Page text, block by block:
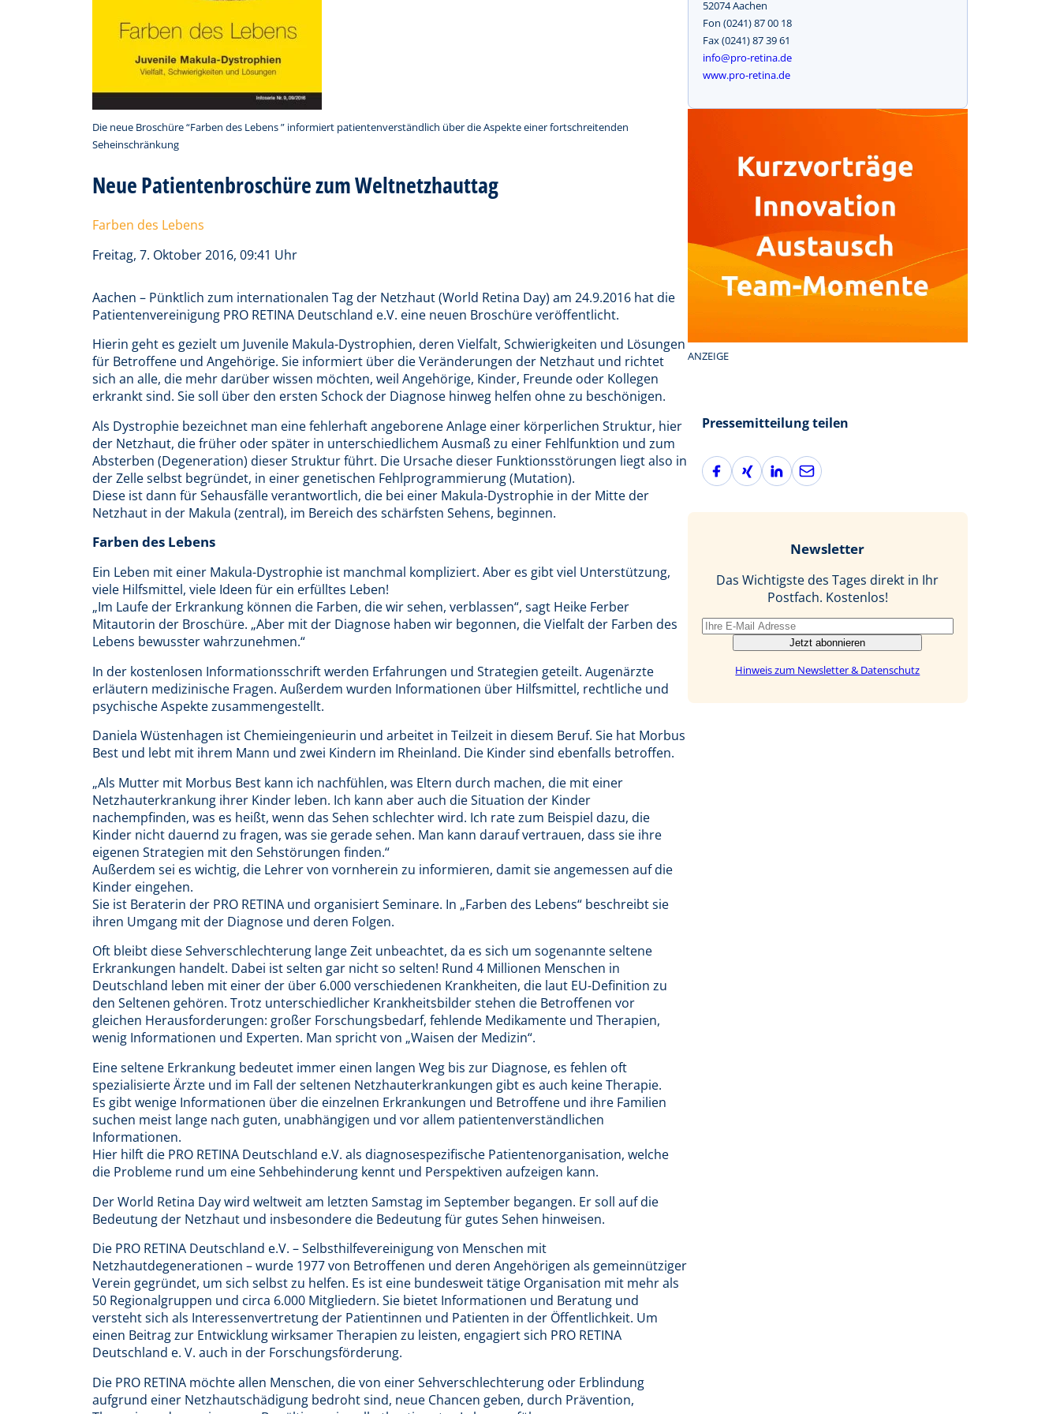
Die neue Broschüre “Farben des Lebens ” informiert patientenverständlich über die Aspekte einer fortschreitenden
Seheinschränkung
Neue Patientenbroschüre zum Weltnetzhauttag
Farben des Lebens
Freitag, 7. Oktober 2016, 09:41 Uhr
Aachen – Pünktlich zum internationalen Tag der Netzhaut (World Retina Day) am 24.9.2016 hat die
Patientenvereinigung PRO RETINA Deutschland e.V. eine neuen Broschüre veröffentlicht.
Hierin geht es gezielt um Juvenile Makula-Dystrophien, deren Vielfalt, Schwierigkeiten und Lösungen
für Betroffene und Angehörige. Sie informiert über die Veränderungen der Netzhaut und richtet
sich an alle, die mehr darüber wissen möchten, weil Angehörige, Kinder, Freunde oder Kollegen
erkrankt sind. Sie soll über den ersten Schock der Diagnose hinweg helfen ohne zu beschönigen.
Als Dystrophie bezeichnet man eine fehlerhaft angeborene Anlage einer körperlichen Struktur, hier
der Netzhaut, die früher oder später in unterschiedlichem Ausmaß zu einer Fehlfunktion und zum
Absterben (Degeneration) dieser Struktur führt. Die Ursache dieser Funktionsstörungen liegt also in
der Zelle selbst begründet, in einer genetischen Fehlprogrammierung (Mutation).
Diese ist dann für Sehausfälle verantwortlich, die bei einer Makula-Dystrophie in der Mitte der
Netzhaut in der Makula (zentral), im Bereich des schärfsten Sehens, beginnen.
Farben des Lebens
Ein Leben mit einer Makula-Dystrophie ist manchmal kompliziert. Aber es gibt viel Unterstützung,
viele Hilfsmittel, viele Ideen für ein erfülltes Leben!
„Im Laufe der Erkrankung können die Farben, die wir sehen, verblassen“, sagt Heike Ferber
Mitautorin der Broschüre. „Aber mit der Diagnose haben wir begonnen, die Vielfalt der Farben des
Lebens bewusster wahrzunehmen.“
In der kostenlosen Informationsschrift werden Erfahrungen und Strategien geteilt. Augenärzte
erläutern medizinische Fragen. Außerdem wurden Informationen über Hilfsmittel, rechtliche und
psychische Aspekte zusammengestellt.
Daniela Wüstenhagen ist Chemieingenieurin und arbeitet in Teilzeit in diesem Beruf. Sie hat Morbus
Best und lebt mit ihrem Mann und zwei Kindern im Rheinland. Die Kinder sind ebenfalls betroffen.
„Als Mutter mit Morbus Best kann ich nachfühlen, was Eltern durch machen, die mit einer
Netzhauterkrankung ihrer Kinder leben. Ich kann aber auch die Situation der Kinder
nachempfinden, was es heißt, wenn das Sehen schlechter wird. Ich rate zum Beispiel dazu, die
Kinder nicht dauernd zu fragen, was sie gerade sehen. Man kann darauf vertrauen, dass sie ihre
eigenen Strategien mit den Sehstörungen finden.“
Außerdem sei es wichtig, die Lehrer von vornherein zu informieren, damit sie angemessen auf die
Kinder eingehen.
Sie ist Beraterin der PRO RETINA und organisiert Seminare. In „Farben des Lebens“ beschreibt sie
ihren Umgang mit der Diagnose und deren Folgen.
Oft bleibt diese Sehverschlechterung lange Zeit unbeachtet, da es sich um sogenannte seltene
Erkrankungen handelt. Dabei ist selten gar nicht so selten! Rund 4 Millionen Menschen in
Deutschland leben mit einer der über 6.000 verschiedenen Krankheiten, die laut EU-Definition zu
den Seltenen gehören. Trotz unterschiedlicher Krankheitsbilder stehen die Betroffenen vor
gleichen Herausforderungen: großer Forschungsbedarf, fehlende Medikamente und Therapien,
wenig Informationen und Experten. Man spricht von „Waisen der Medizin“.
Eine seltene Erkrankung bedeutet immer einen langen Weg bis zur Diagnose, es fehlen oft
spezialisierte Ärzte und im Fall der seltenen Netzhauterkrankungen gibt es auch keine Therapie.
Es gibt wenige Informationen über die einzelnen Erkrankungen und Betroffene und ihre Familien
suchen meist lange nach guten, unabhängigen und vor allem patientenverständlichen
Informationen.
Hier hilft die PRO RETINA Deutschland e.V. als diagnosespezifische Patientenorganisation, welche
die Probleme rund um eine Sehbehinderung kennt und Perspektiven aufzeigen kann.
Der World Retina Day wird weltweit am letzten Samstag im September begangen. Er soll auf die
Bedeutung der Netzhaut und insbesondere die Bedeutung für gutes Sehen hinweisen.
Die PRO RETINA Deutschland e.V. – Selbsthilfevereinigung von Menschen mit
Netzhautdegenerationen – wurde 1977 von Betroffenen und deren Angehörigen als gemeinnütziger
Verein gegründet, um sich selbst zu helfen. Es ist eine bundesweit tätige Organisation mit mehr als
50 Regionalgruppen und circa 6.000 Mitgliedern. Sie bietet Informationen und Beratung und
versteht sich als Interessenvertretung der Patientinnen und Patienten in der Öffentlichkeit. Um
einen Beitrag zur Entwicklung wirksamer Therapien zu leisten, engagiert sich PRO RETINA
Deutschland e. V. auch in der Forschungsförderung.
Die PRO RETINA möchte allen Menschen, die von einer Sehverschlechterung oder Erblindung
aufgrund einer Netzhautschädigung bedroht sind, neue Chancen geben, durch Prävention,
52074 Aachen
Fon (0241) 87 00 18
Fax (0241) 87 39 61
info@pro-retina.de
www.pro-retina.de
ANZEIGE
Pressemitteilung teilen
F
a
X
i
L
i
n
E
-
l
Newsletter
Das Wichtigste des Tages direkt in Ihr
Postfach. Kostenlos!
Jetzt abonnieren
Hinweis zum Newsletter & Datenschutz